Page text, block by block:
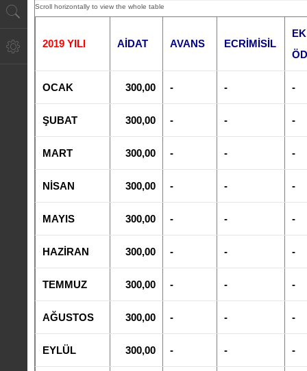
2019 YILI AİDAT AVANS ECRİMİSİL
EK
OCAK 300,00 - - -
ŞUBAT 300,00 - - -
MART 300,00 - - -
NİSAN 300,00 - - -
MAYIS 300,00 - - -
HAZİRAN 300,00 - - -
TEMMUZ 300,00 - - -
AĞUSTOS 300,00 - - -
EYLÜL 300,00 - - -